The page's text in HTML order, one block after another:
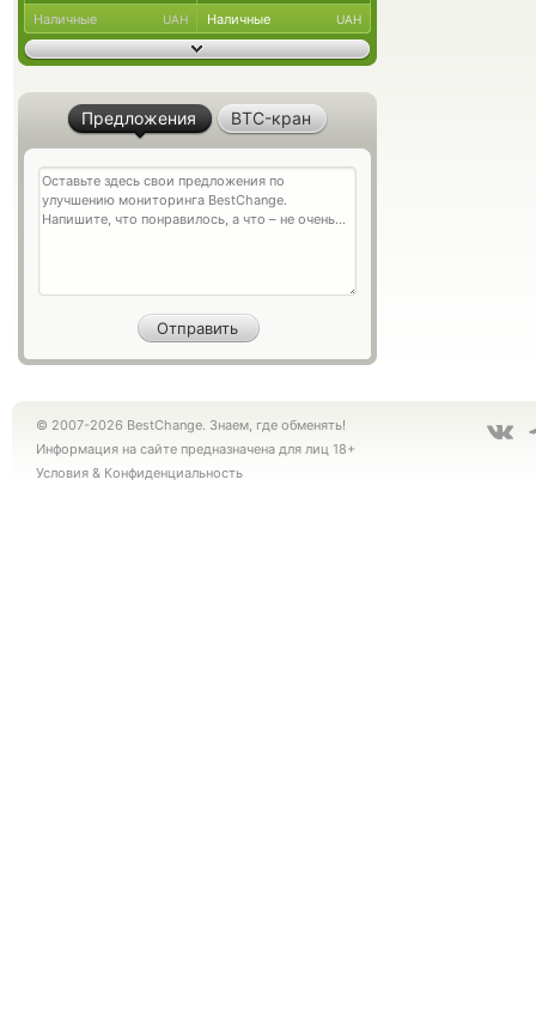
Наличные UAH Наличные UAH
Предложения BTC-кран
© 2007-2026 BestChange. Знаем, где обменять!
Информация на сайте предназначена для лиц 18+
Условия & Конфиденциальность